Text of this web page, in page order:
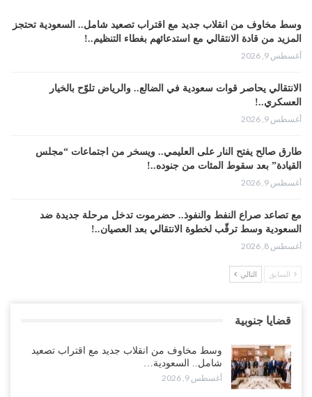
وسط مخاوف من انقلاب جديد مع اقتراب تصعيد شامل.. السعودية تحتجز
المزيد من قادة الانتقالي مع استدعائهم بغطاء التنظيم..!
أغسطس 9, 2026
الانتقالي يحاصر قوات سعودية في الضالع.. والرياض تلوّح بالخيار
العسكري..!
أغسطس 9, 2026
طارق صالح يفتح النار على العليمي.. ويسخر من اجتماعات “مجلس
القيادة” بعد سقوط المئات من جنوده..!
أغسطس 9, 2026
مع تصاعد صراع النفط والنفوذ.. حضرموت تدخل مرحلة جديدة ضد
السعودية وسط ترقّب لخطوة الانتقالي بعد العصيان..!
أغسطس 8, 2026
أزمة الغاز والوقود تخنق عدن.. طوابير تمتد لأيام وسوق سوداء تستنزف
يعلنون اعتصاماً مفتوحاً..!
أغسطس 8, 2026
السابق التالي
قضايا جنوبية
وسط مخاوف من انقلاب جديد مع اقتراب تصعيد
شامل.. السعودية…
أغسطس 9, 2026